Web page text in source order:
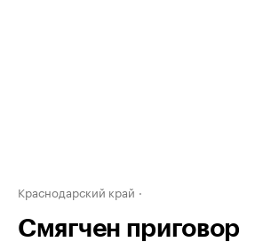
Краснодарский край
Смягчен приговор